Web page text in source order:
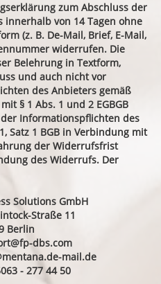
zum Abschluss der
innerhalb von 14 Tagen ohne
(z. B. De-Mail, Brief, E-Mail,
widerrufen. Die
Belehrung in Textform,
und auch nicht vor
des Anbieters gemäß
§ 1 Abs. 1 und 2 EGBGB
Informationspflichten des
Satz 1 BGB in Verbindung mit
der Widerrufsfrist
des Widerrufs. Der
Solutions GmbH
Straße 11
Berlin
dbs.com
mail.de
- 277 44 50